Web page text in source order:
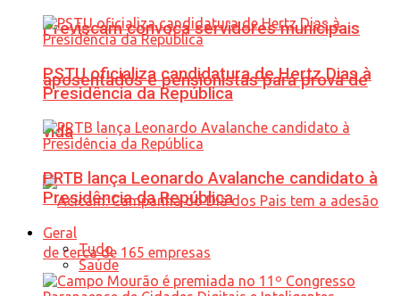
Previscam convoca servidores municipais
aposentados e pensionistas para prova de
vida
PSTU oficializa candidatura de Hertz Dias à
Presidência da República
PRTB lança Leonardo Avalanche candidato à
Presidência da República
Geral
Tudo
Saúde